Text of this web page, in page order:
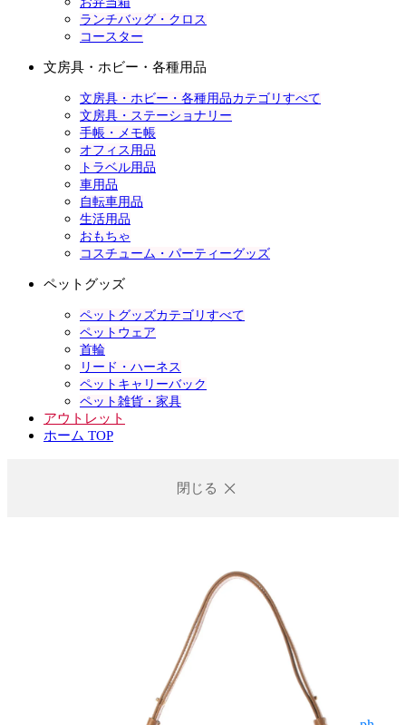
ランチバッグ・クロス
コースター
文房具・ホビー・各種用品
文房具・ホビー・各種用品カテゴリすべて
文房具・ステーショナリー
手帳・メモ帳
オフィス用品
トラベル用品
車用品
自転車用品
生活用品
おもちゃ
コスチューム・パーティーグッズ
ペットグッズ
ペットグッズカテゴリすべて
ペットウェア
首輪
リード・ハーネス
ペットキャリーバック
ペット雑貨・家具
アウトレット
ホーム TOP
閉じる